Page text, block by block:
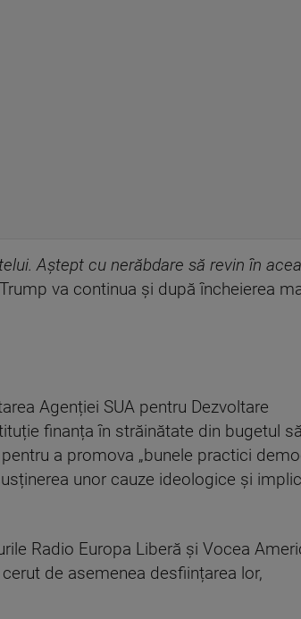
Aștept cu nerăbdare să revin în
va continua și după încheierea
Agenției SUA pentru Dezvoltare
finanța în străinătate din bugetul
a promova „bunele practici
unor cauze ideologice și
Radio Europa Liberă și Vocea
de asemenea desființarea lor,